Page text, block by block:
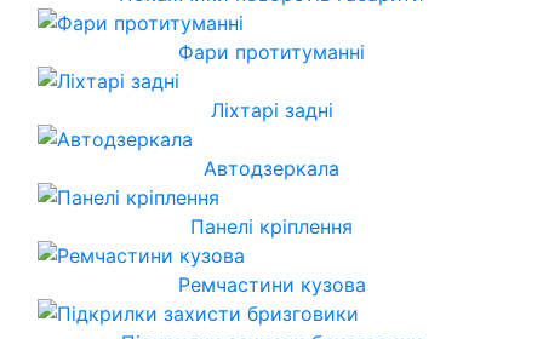
Фари протитуманні
Ліхтарі задні
Автодзеркала
Панелі кріплення
Ремчастини кузова